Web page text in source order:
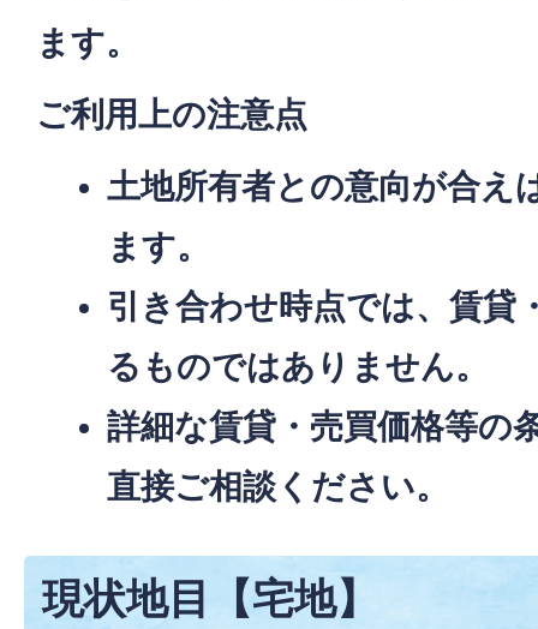
ます。
ご利用上の注意点
土地所有者との意向が合え
ます。
引き合わせ時点では、賃貸
るものではありません。
詳細な賃貸・売買価格等の
直接ご相談ください。
現状地目【宅地】